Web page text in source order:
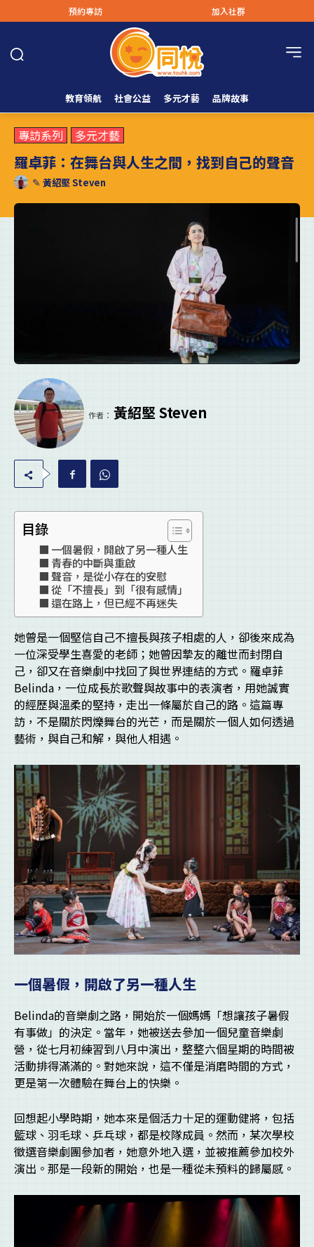
預約專訪 加入社群
教育領航 社會公益 多元才藝 品牌故事
專訪系列 多元才藝
羅卓菲：在舞台與人生之間，找到自己的聲音
✎ 黃紹堅 Steven
作者： 黃紹堅 Steven
目錄
一個暑假，開啟了另一種人生
青春的中斷與重啟
聲音，是從小存在的安慰
從「不擅長」到「很有感情」
還在路上，但已經不再迷失
她曾是一個堅信自己不擅長與孩子相處的人，卻後來成為
一位深受學生喜愛的老師；她曾因摯友的離世而封閉自
己，卻又在音樂劇中找回了與世界連結的方式。羅卓菲
Belinda，一位成長於歌聲與故事中的表演者，用她誠實
的經歷與溫柔的堅持，走出一條屬於自己的路。這篇專
訪，不是關於閃爍舞台的光芒，而是關於一個人如何透過
藝術，與自己和解，與他人相遇。
一個暑假，開啟了另一種人生
Belinda的音樂劇之路，開始於一個媽媽「想讓孩子暑假
有事做」的決定。當年，她被送去參加一個兒童音樂劇
營，從七月初練習到八月中演出，整整六個星期的時間被
活動排得滿滿的。對她來說，這不僅是消磨時間的方式，
更是第一次體驗在舞台上的快樂。
回想起小學時期，她本來是個活力十足的運動健將，包括
籃球、羽毛球、乒乓球，都是校隊成員。然而，某次學校
徵選音樂劇團參加者，她意外地入選，並被推薦參加校外
演出。那是一段新的開始，也是一種從未預料的歸屬感。